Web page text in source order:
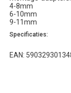
4-8mm
6-10mm
9-11mm
Specificaties:
EAN: